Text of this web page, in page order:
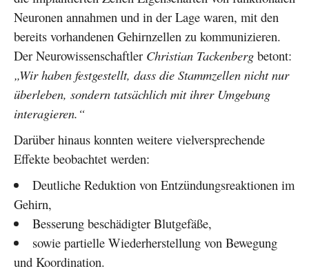
Neuronen annahmen und in der Lage waren, mit den
bereits vorhandenen Gehirnzellen zu kommunizieren.
Der Neurowissenschaftler Christian Tackenberg betont:
„Wir haben festgestellt, dass die Stammzellen nicht nur
überleben, sondern tatsächlich mit ihrer Umgebung
interagieren.“
Darüber hinaus konnten weitere vielversprechende
Effekte beobachtet werden:
Deutliche Reduktion von Entzündungsreaktionen im
Gehirn,
Besserung beschädigter Blutgefäße,
sowie partielle Wiederherstellung von Bewegung
und Koordination.